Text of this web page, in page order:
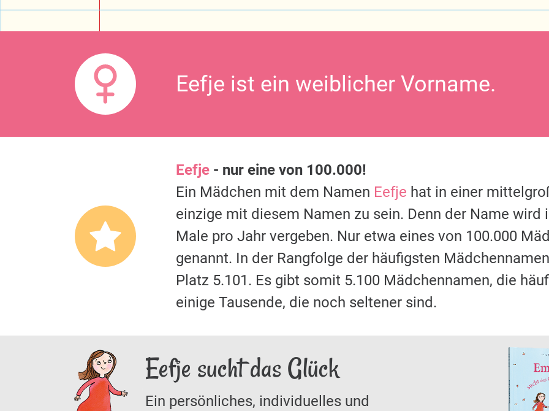
Eefje ist ein weiblicher Vorname.
Eefje - nur eine von 100.000!
Ein Mädchen mit dem Namen Eefje hat in einer
einzige mit diesem Namen zu sein. Denn der Name wird
Male pro Jahr vergeben. Nur etwa eines von 100.000
genannt. In der Rangfolge der häufigsten
Platz 5.101. Es gibt somit 5.100 Mädchennamen, die
einige Tausende, die noch seltener sind.
Eefje sucht das Glück
Ein persönliches, individuelles und